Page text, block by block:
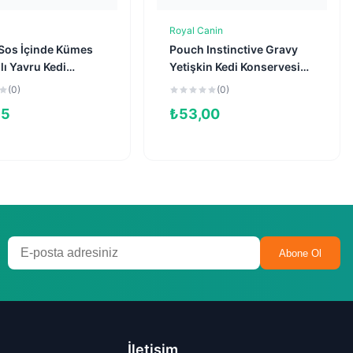
İçinde Kümes
Yavru Kedi
85gr
(0)
Sepete Ekle
Royal Canin
Pouch Instinctive Gravy
Yetişkin Kedi Konservesi
85gr
(0)
₺53,00
Abone Ol
İletişim